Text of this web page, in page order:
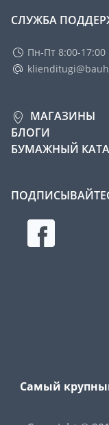
СЛУЖБА
Пн-Пт 8:00-17:00
МАГАЗИНЫ
БЛОГИ
БУМАЖНЫЙ
Самый